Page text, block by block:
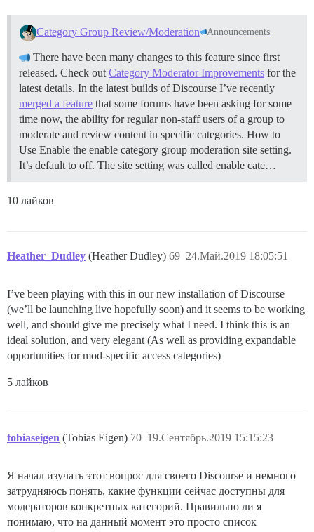
Category Group Review/Moderation Announcements
There have been many changes to this feature since first
released. Check out Category Moderator Improvements for the
latest details. In the latest builds of Discourse I’ve recently
merged a feature that some forums have been asking for some
time now, the ability for regular non-staff users of a group to
moderate and review content in specific categories. How to
Use Enable the enable category group moderation site setting.
It’s default to off. The site setting was called enable cate…
10 лайков
Heather_Dudley (Heather Dudley) 24.Май.2019 18:05:51
69
I’ve been playing with this in our new installation of Discourse
(we’ll be launching live hopefully soon) and it seems to be working
well, and should give me precisely what I need. I think this is an
ideal solution, and very elegant (As well as providing expandable
opportunities for mod-specific access categories)
5 лайков
tobiaseigen (Tobias Eigen) 19.Сентябрь.2019 15:15:23
70
Я начал изучать этот вопрос для своего Discourse и немного
затрудняюсь понять, какие функции сейчас доступны для
модераторов конкретных категорий. Правильно ли я
понимаю, что на данный момент это просто список